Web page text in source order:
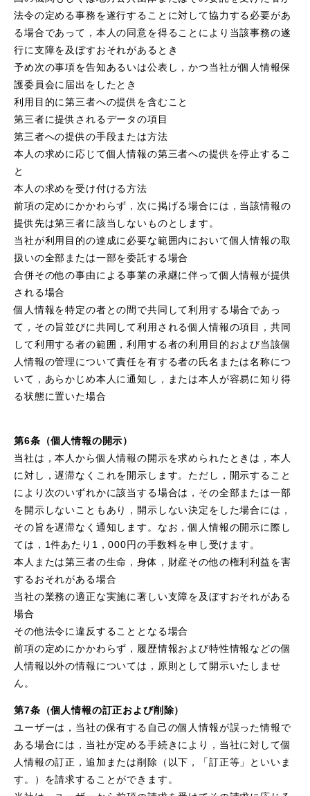
法令の定める事務を遂行することに対して協力する必要があ
る場合であって，本人の同意を得ることにより当該事務の遂
行に支障を及ぼすおそれがあるとき
予め次の事項を告知あるいは公表し，かつ当社が個人情報保
護委員会に届出をしたとき
利用目的に第三者への提供を含むこと
第三者に提供されるデータの項目
第三者への提供の手段または方法
本人の求めに応じて個人情報の第三者への提供を停止するこ
と
本人の求めを受け付ける方法
前項の定めにかかわらず，次に掲げる場合には，当該情報の
提供先は第三者に該当しないものとします。
当社が利用目的の達成に必要な範囲内において個人情報の取
扱いの全部または一部を委託する場合
合併その他の事由による事業の承継に伴って個人情報が提供
される場合
個人情報を特定の者との間で共同して利用する場合であっ
て，その旨並びに共同して利用される個人情報の項目，共同
して利用する者の範囲，利用する者の利用目的および当該個
人情報の管理について責任を有する者の氏名または名称につ
いて，あらかじめ本人に通知し，または本人が容易に知り得
る状態に置いた場合
第6条（個人情報の開示）
当社は，本人から個人情報の開示を求められたときは，本人
に対し，遅滞なくこれを開示します。ただし，開示すること
により次のいずれかに該当する場合は，その全部または一部
を開示しないこともあり，開示しない決定をした場合には，
その旨を遅滞なく通知します。なお，個人情報の開示に際し
ては，1件あたり1，000円の手数料を申し受けます。
本人または第三者の生命，身体，財産その他の権利利益を害
するおそれがある場合
当社の業務の適正な実施に著しい支障を及ぼすおそれがある
場合
その他法令に違反することとなる場合
前項の定めにかかわらず，履歴情報および特性情報などの個
人情報以外の情報については，原則として開示いたしませ
ん。
第7条（個人情報の訂正および削除）
ユーザーは，当社の保有する自己の個人情報が誤った情報で
ある場合には，当社が定める手続きにより，当社に対して個
人情報の訂正，追加または削除（以下，「訂正等」といいま
す。）を請求することができます。